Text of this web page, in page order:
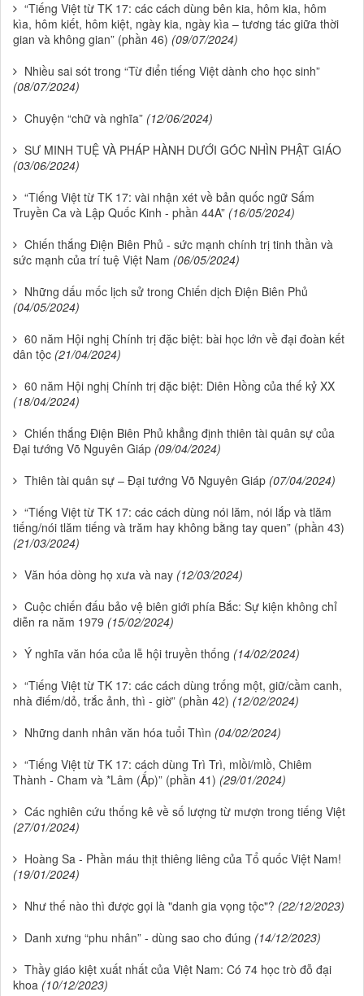
“Tiếng Việt từ TK 17: các cách dùng bên kia, hôm kia, hôm
kìa, hôm kiết, hôm kiệt, ngày kia, ngày kìa – tương tác giữa thời
gian và không gian” (phần 46) (09/07/2024)
Nhiều sai sót trong “Từ điển tiếng Việt dành cho học sinh”
(08/07/2024)
Chuyện “chữ và nghĩa” (12/06/2024)
SƯ MINH TUỆ VÀ PHÁP HÀNH DƯỚI GÓC NHÌN PHẬT GIÁO
(03/06/2024)
“Tiếng Việt từ TK 17: vài nhận xét về bản quốc ngữ Sấm
Truyền Ca và Lập Quốc Kinh - phần 44A” (16/05/2024)
Chiến thắng Điện Biên Phủ - sức mạnh chính trị tinh thần và
sức mạnh của trí tuệ Việt Nam (06/05/2024)
Những dấu mốc lịch sử trong Chiến dịch Điện Biên Phủ
(04/05/2024)
60 năm Hội nghị Chính trị đặc biệt: bài học lớn về đại đoàn kết
dân tộc (21/04/2024)
60 năm Hội nghị Chính trị đặc biệt: Diên Hồng của thế kỷ XX
(18/04/2024)
Chiến thắng Điện Biên Phủ khẳng định thiên tài quân sự của
Đại tướng Võ Nguyên Giáp (09/04/2024)
Thiên tài quân sự – Đại tướng Võ Nguyên Giáp (07/04/2024)
“Tiếng Việt từ TK 17: các cách dùng nói lăm, nói lắp và tlăm
tiếng/nói tlăm tiếng và trăm hay không bằng tay quen” (phần 43)
(21/03/2024)
Văn hóa dòng họ xưa và nay (12/03/2024)
Cuộc chiến đấu bảo vệ biên giới phía Bắc: Sự kiện không chỉ
diễn ra năm 1979 (15/02/2024)
Ý nghĩa văn hóa của lễ hội truyền thống (14/02/2024)
“Tiếng Việt từ TK 17: các cách dùng trống một, giữ/cầm canh,
nhà điếm/dỏ, trắc ảnh, thì - giờ” (phần 42) (12/02/2024)
Những danh nhân văn hóa tuổi Thìn (04/02/2024)
“Tiếng Việt từ TK 17: cách dùng Trì Trì, mlồi/mlồ, Chiêm
Thành - Cham và *Lâm (Ấp)” (phần 41) (29/01/2024)
Các nghiên cứu thống kê về số lượng từ mượn trong tiếng Việt
(27/01/2024)
Hoàng Sa - Phần máu thịt thiêng liêng của Tổ quốc Việt Nam!
(19/01/2024)
Như thế nào thì được gọi là "danh gia vọng tộc"? (22/12/2023)
Danh xưng “phu nhân” - dùng sao cho đúng (14/12/2023)
Thầy giáo kiệt xuất nhất của Việt Nam: Có 74 học trò đỗ đại
khoa (10/12/2023)